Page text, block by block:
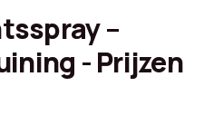
–
- Prijzen